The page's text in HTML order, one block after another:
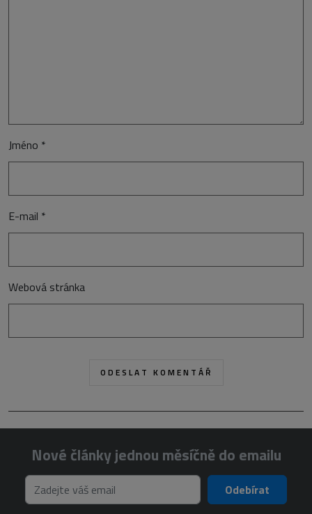
Jméno *
E-mail *
Webová stránka
Nové články jednou měsíčně do emailu
Odebírat